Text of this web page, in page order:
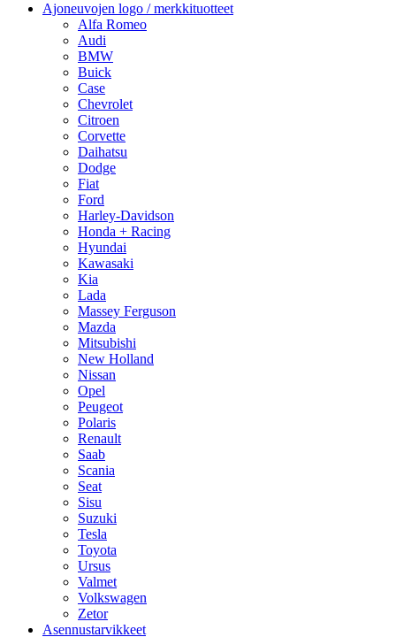
Ajoneuvojen logo / merkkituotteet
Alfa Romeo
Audi
BMW
Buick
Case
Chevrolet
Citroen
Corvette
Daihatsu
Dodge
Fiat
Ford
Harley-Davidson
Honda + Racing
Hyundai
Kawasaki
Kia
Lada
Massey Ferguson
Mazda
Mitsubishi
New Holland
Nissan
Opel
Peugeot
Polaris
Renault
Saab
Scania
Seat
Sisu
Suzuki
Tesla
Toyota
Ursus
Valmet
Volkswagen
Zetor
Asennustarvikkeet